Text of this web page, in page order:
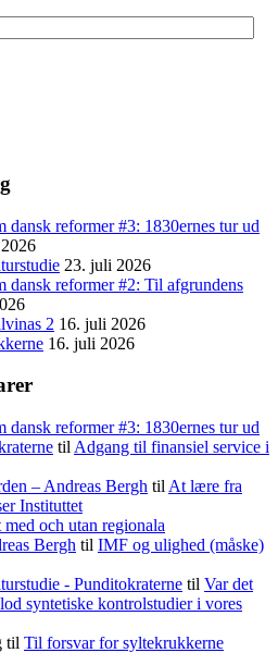
dansk reformer #3: 1830ernes tur ud
23. juli 2026
dansk reformer #2: Til afgrundens
2 16. juli 2026
16. juli 2026
dansk reformer #3: 1830ernes tur ud
til Adgang til finansiel service i
– Andreas Bergh til At lære fra
Instituttet
och utan regionala
Bergh til IMF og ulighed (måske)
- Punditokraterne til Var det
syntetiske kontrolstudier i vores
til Til forsvar for syltekrukkerne